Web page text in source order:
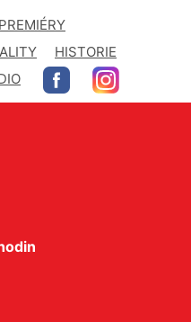
PREMIÉRY
HISTORIE